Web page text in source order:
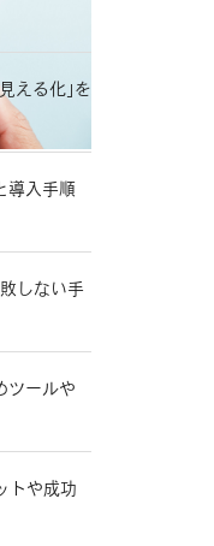
える化」を
導入手順
しない手
ツールや
トや成功